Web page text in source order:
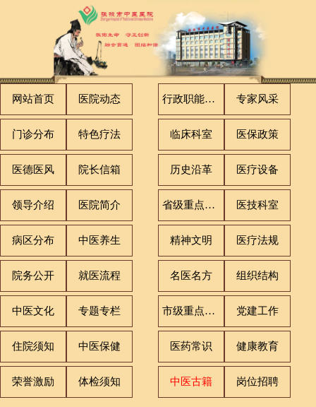
网站首页 医院动态 行政职能科室 专家风采
门诊分布 特色疗法 临床科室 医保政策
医德医风 院长信箱 历史沿革 医疗设备
领导介绍 医院简介 省级重点专科 医技科室
病区分布 中医养生 精神文明 医疗法规
院务公开 就医流程 名医名方 组织结构
中医文化 专题专栏 市级重点专科 党建工作
住院须知 中医保健 医药常识 健康教育
荣誉激励 体检须知 中医古籍 岗位招聘